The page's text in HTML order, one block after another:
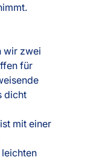
wir zwei
für
dicht
mit einer